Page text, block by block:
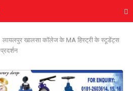
लायलपुर खालसा कॉलेज के MA ​​हिस्ट्री के स्टूडेंट्स